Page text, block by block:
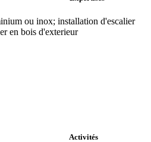
ou inox; installation d'escalier
en bois d'exterieur
Activités